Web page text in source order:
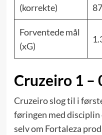
(korrekte)
Forventede mål
(xG)
Cruzeiro 1 –
Cruzeiro slog til i
føringen med
selv om Fortaleza